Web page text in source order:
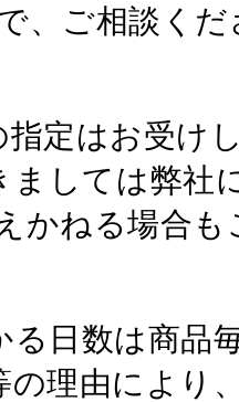
、ご相談くだ
指定はお受け
ましては弊社
かねる場合
る日数は商品
の理由により